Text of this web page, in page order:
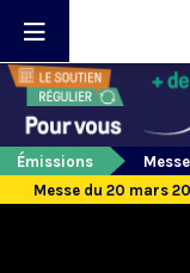
Émissions
Messe du 20 mars